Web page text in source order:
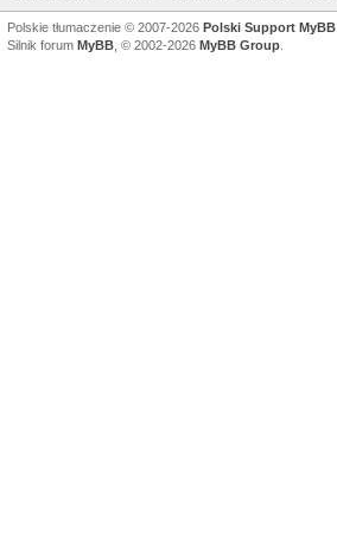
Polskie tłumaczenie © 2007-2026 Polski Support MyBB
Silnik forum MyBB , © 2002-2026 MyBB Group